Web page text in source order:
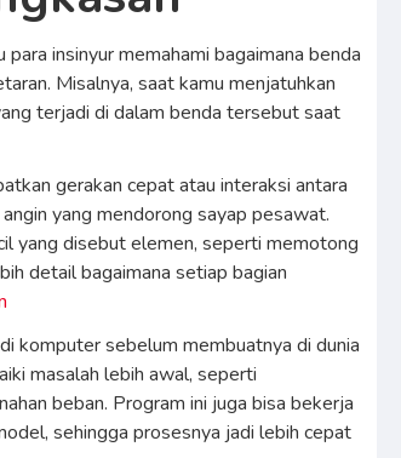
insinyur memahami bagaimana benda
Misalnya, saat kamu menjatuhkan
terjadi di dalam benda tersebut saat
gerakan cepat atau interaksi antara
yang mendorong sayap pesawat.
yang disebut elemen, seperti memotong
detail bagaimana setiap bagian
komputer sebelum membuatnya di dunia
masalah lebih awal, seperti
beban. Program ini juga bisa bekerja
sehingga prosesnya jadi lebih cepat